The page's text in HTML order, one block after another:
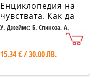
Енциклопедия на
чувствата. Как да
управляваме
У. Джеймс; Б. Спиноза, А.
15.34 € / 30.00 ЛВ.